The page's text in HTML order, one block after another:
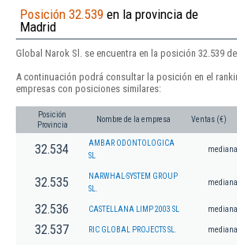
Posición 32.539 en la provincia de
Madrid
Global Narok Sl. se encuentra en la posición 32.539
A continuación podrá consultar la posición en el
empresas con posiciones similares:
Posición
Provincia
Nombre de la empresa Ventas (€)
32.534
AMBAR ODONTOLOGICA
SL
mediana
32.535
NARWHAL-SYSTEM GROUP
SL.
mediana
32.536 CASTELLANA LIMP 2003 SL mediana
32.537 RIC GLOBAL PROJECTS SL. mediana